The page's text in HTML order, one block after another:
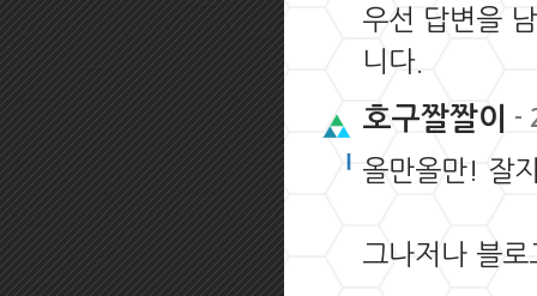
우선 답변을
니다.
호구짤짤이 -
올만올만! 잘
그나저나 블